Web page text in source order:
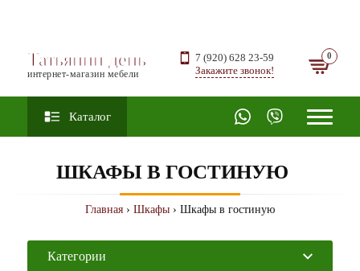
Татьянин день
интернет-магазин мебели
7 (920) 628 23-59
Закажите звонок!
Каталог
ШКАФЫ В ГОСТИНУЮ
Главная › Шкафы › Шкафы в гостиную
Категории